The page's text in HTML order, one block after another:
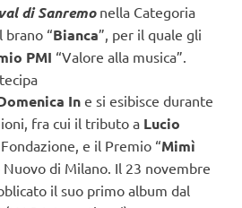
di Sanremo nella Categoria
brano “Bianca”, per il quale gli
PMI “Valore alla musica”.
In e si esibisce durante
fra cui il tributo a Lucio
Fondazione, e il Premio “Mimì
Nuovo di Milano. Il 23 novembre
il suo primo album dal